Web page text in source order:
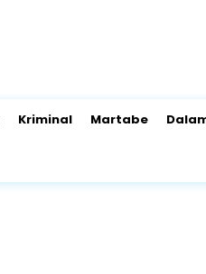
Kriminal Martabe